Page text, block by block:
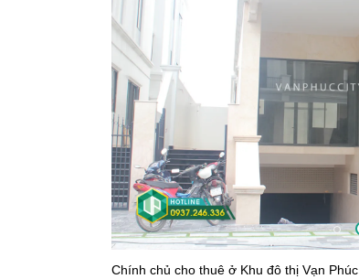
Chính chủ cho thuê ở Khu đô thị Vạn Phúc